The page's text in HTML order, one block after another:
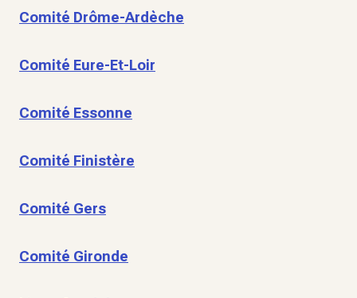
Comité Drôme-Ardèche
Comité Eure-Et-Loir
Comité Essonne
Comité Finistère
Comité Gers
Comité Gironde